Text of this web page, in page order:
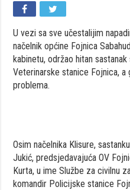
U vezi sa sve učestalijim
načelnik općine Fojnica
kabinetu, održao hitan
Veterinarske stanice Fojnica,
problema.
Osim načelnika Klisure,
Jukić, predsjedavajuća OV
Kurta, u ime Službe za civilnu
komandir Policijske stanice